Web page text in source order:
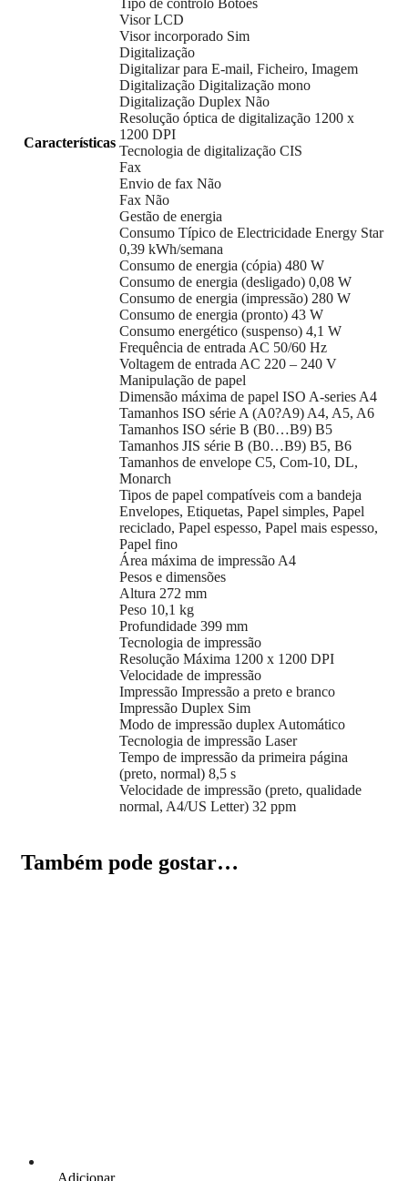
Características
Tipo de controlo Botões
Visor LCD
Visor incorporado Sim
Digitalização
Digitalizar para E-mail, Ficheiro, Imagem
Digitalização Digitalização mono
Digitalização Duplex Não
Resolução óptica de digitalização 1200 x
1200 DPI
Tecnologia de digitalização CIS
Fax
Envio de fax Não
Fax Não
Gestão de energia
Consumo Típico de Electricidade Energy Star
0,39 kWh/semana
Consumo de energia (cópia) 480 W
Consumo de energia (desligado) 0,08 W
Consumo de energia (impressão) 280 W
Consumo de energia (pronto) 43 W
Consumo energético (suspenso) 4,1 W
Frequência de entrada AC 50/60 Hz
Voltagem de entrada AC 220 – 240 V
Manipulação de papel
Dimensão máxima de papel ISO A-series A4
Tamanhos ISO série A (A0?A9) A4, A5, A6
Tamanhos ISO série B (B0…B9) B5
Tamanhos JIS série B (B0…B9) B5, B6
Tamanhos de envelope C5, Com-10, DL,
Monarch
Tipos de papel compatíveis com a bandeja
Envelopes, Etiquetas, Papel simples, Papel
reciclado, Papel espesso, Papel mais espesso,
Papel fino
Área máxima de impressão A4
Pesos e dimensões
Altura 272 mm
Peso 10,1 kg
Profundidade 399 mm
Tecnologia de impressão
Resolução Máxima 1200 x 1200 DPI
Velocidade de impressão
Impressão Impressão a preto e branco
Impressão Duplex Sim
Modo de impressão duplex Automático
Tecnologia de impressão Laser
Tempo de impressão da primeira página
(preto, normal) 8,5 s
Velocidade de impressão (preto, qualidade
normal, A4/US Letter) 32 ppm
Também pode gostar…